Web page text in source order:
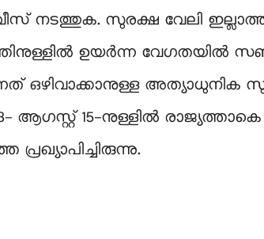
നടത്തുക. സുരക്ഷ വേലി
ഉയർന്ന വേഗതയിൽ
ഒഴിവാക്കാനുള്ള അത്യാധുനിക
15-നുള്ളിൽ രാജ്യത്താകെ